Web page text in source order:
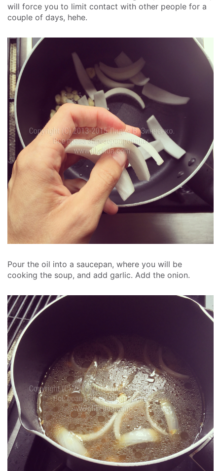
will force you to limit contact with other people for a
couple of days, hehe.
Pour the oil into a saucepan, where you will be
cooking the soup, and add garlic. Add the onion.